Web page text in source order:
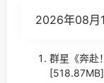
2026年08月
群星《奔赴
[518.87MB]